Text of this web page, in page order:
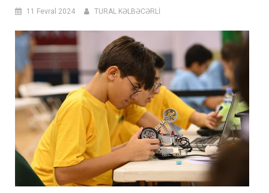
11 Fevral 2024 TURAL KƏLBƏCƏRLİ